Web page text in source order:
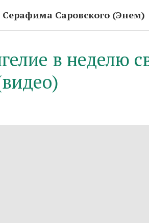
Саровского (Энем)
в неделю